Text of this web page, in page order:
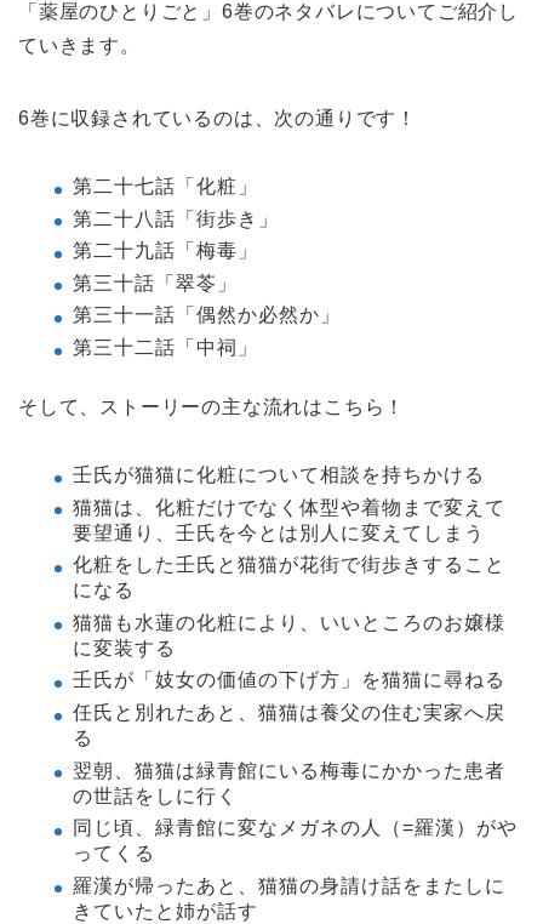
「薬屋のひとりごと」6巻のネタバレについてご紹介し
ていきます。
6巻に収録されているのは、次の通りです！
第二十七話「化粧」
第二十八話「街歩き」
第二十九話「梅毒」
第三十話「翠苓」
第三十一話「偶然か必然か」
第三十二話「中祠」
そして、ストーリーの主な流れはこちら！
壬氏が猫猫に化粧について相談を持ちかける
猫猫は、化粧だけでなく体型や着物まで変えて
要望通り、壬氏を今とは別人に変えてしまう
化粧をした壬氏と猫猫が花街で街歩きすること
になる
猫猫も水蓮の化粧により、いいところのお嬢様
に変装する
壬氏が「妓女の価値の下げ方」を猫猫に尋ねる
任氏と別れたあと、猫猫は養父の住む実家へ戻
る
翌朝、猫猫は緑青館にいる梅毒にかかった患者
の世話をしに行く
同じ頃、緑青館に変なメガネの人（=羅漢）がや
ってくる
羅漢が帰ったあと、猫猫の身請け話をまたしに
きていたと姉が話す